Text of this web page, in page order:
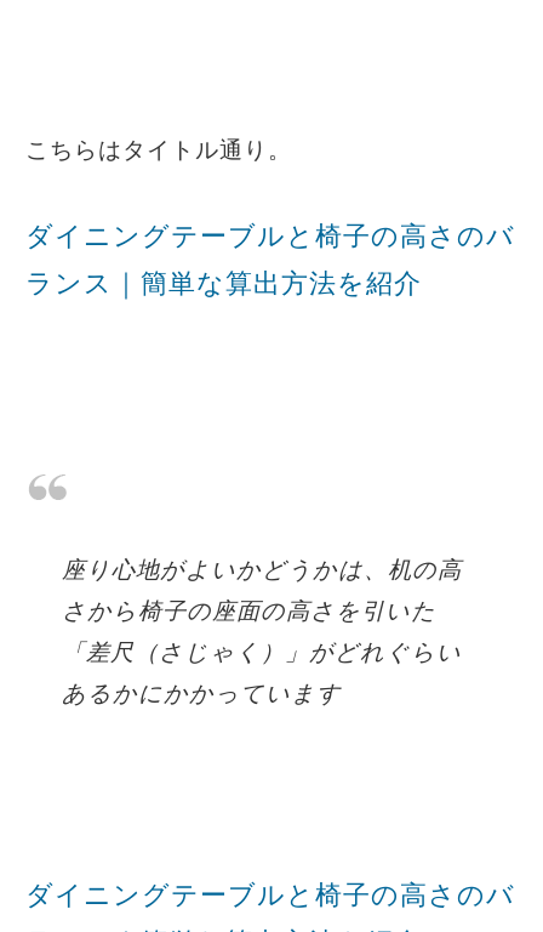
こちらはタイトル通り。
ダイニングテーブルと椅子の高さのバ
ランス｜簡単な算出方法を紹介
座り心地がよいかどうかは、机の高
さから椅子の座面の高さを引いた
「差尺（さじゃく）」がどれぐらい
あるかにかかっています
ダイニングテーブルと椅子の高さのバ